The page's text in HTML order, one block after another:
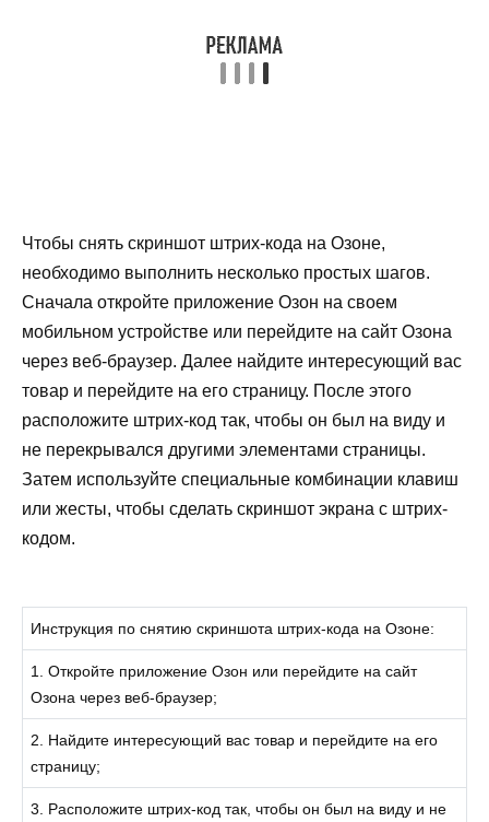
Чтобы снять скриншот штрих-кода на Озоне,
необходимо выполнить несколько простых шагов.
Сначала откройте приложение Озон на своем
мобильном устройстве или перейдите на сайт Озона
через веб-браузер. Далее найдите интересующий вас
товар и перейдите на его страницу. После этого
расположите штрих-код так, чтобы он был на виду и
не перекрывался другими элементами страницы.
Затем используйте специальные комбинации клавиш
или жесты, чтобы сделать скриншот экрана с штрих-
кодом.
Инструкция по снятию скриншота штрих-кода на Озоне:
1. Откройте приложение Озон или перейдите на сайт
Озона через веб-браузер;
2. Найдите интересующий вас товар и перейдите на его
страницу;
3. Расположите штрих-код так, чтобы он был на виду и не